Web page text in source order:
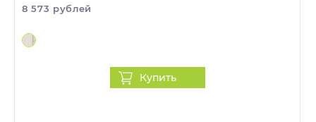
8 573 рублей
Купить